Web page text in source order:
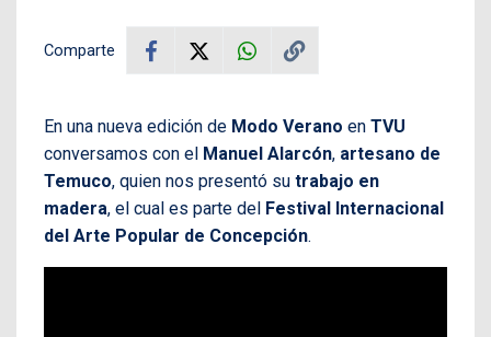
Comparte
En una nueva edición de Modo Verano en TVU
conversamos con el Manuel Alarcón, artesano de
Temuco, quien nos presentó su trabajo en
madera, el cual es parte del Festival Internacional
del Arte Popular de Concepción.